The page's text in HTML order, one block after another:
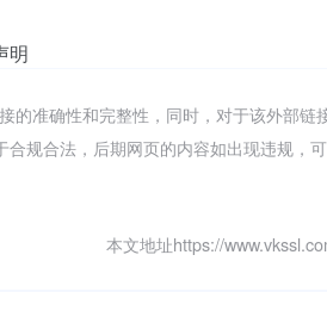
明
准确性和完整性，同时，对于该外部链
规合法，后期网页的内容如出现违规，
本文地址https://